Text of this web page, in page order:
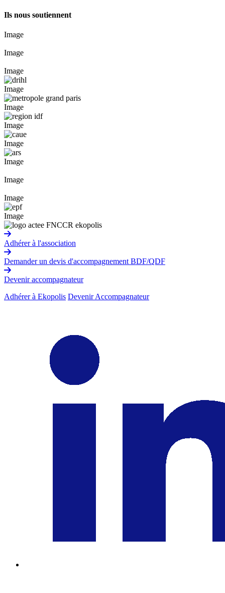
Ils nous soutiennent
Image
Image
Image
Image
Image
Image
Image
Image
Image
Image
Image
Adhérer à l'association
Demander un devis d'accompagnement BDF/QDF
Devenir accompagnateur
Adhérer à Ekopolis Devenir Accompagnateur